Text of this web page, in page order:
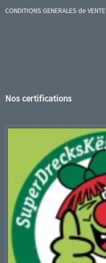
CONDITIONS GENERALES de VENTE
Nos certifications